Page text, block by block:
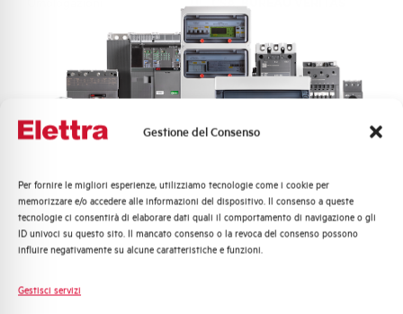
Gestione del Consenso
Per fornire le migliori esperienze, utilizziamo tecnologie come i cookie per
memorizzare e/o accedere alle informazioni del dispositivo. Il consenso a queste
tecnologie ci consentirà di elaborare dati quali il comportamento di navigazione o gli
ID univoci su questo sito. Il mancato consenso o la revoca del consenso possono
influire negativamente su alcune caratteristiche e funzioni.
Gestisci servizi
Hai bisogno di supporto?
Customer
Care
delle richieste. Contattaci per ogni necessità.
Quali argomenti ti interessano di più?
Distribuzione di Energia
Automazione Industriale
Sistema Quadri